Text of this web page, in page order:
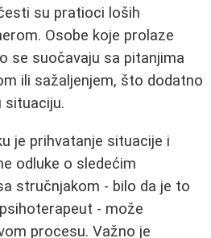
su pratioci loših
Osobe koje prolaze
se suočavaju sa pitanjima
ili sažaljenjem, što dodatno
situaciju.
je prihvatanje situacije i
odluke o sledećim
stručnjakom - bilo da je to
- može
procesu. Važno je